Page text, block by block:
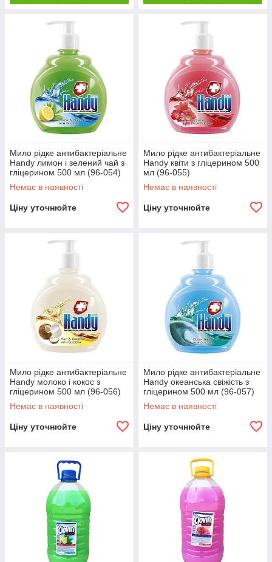
Мило рідке антибактеріальне
Handy лимон і зелений чай з
гліцерином 500 мл (96-054)
Немає в наявності
Ціну уточнюйте
Мило рідке антибактеріальне
Handy квіти з гліцерином 500
мл (96-055)
Немає в наявності
Ціну уточнюйте
Мило рідке антибактеріальне
Handy молоко і кокос з
гліцерином 500 мл (96-056)
Немає в наявності
Ціну уточнюйте
Мило рідке антибактеріальне
Handy океанська свіжість з
гліцерином 500 мл (96-057)
Немає в наявності
Ціну уточнюйте